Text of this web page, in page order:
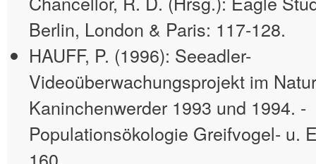
Berlin, London & Paris: 117-128.
HAUFF, P. (1996): Seeadler-
Videoüberwachungsprojekt im
Kaninchenwerder 1993 und 1994. -
Populationsökologie Greifvogel- u.